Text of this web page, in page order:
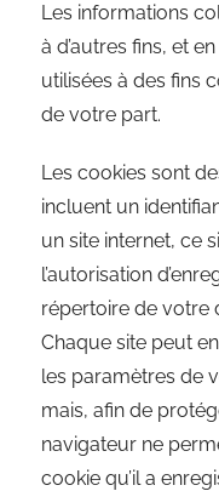
Les informations
à d’autres fins, et
utilisées à des fins
de votre part.
Les cookies sont
incluent un
un site internet, ce
l’autorisation
répertoire de votre
Chaque site peut
les paramètres de
mais, afin de
navigateur ne
cookie qu’il a